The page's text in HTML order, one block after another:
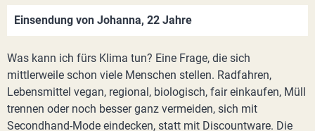
Einsendung von Johanna, 22 Jahre
Was kann ich fürs Klima tun? Eine Frage, die sich
mittlerweile schon viele Menschen stellen. Radfahren,
Lebensmittel vegan, regional, biologisch, fair einkaufen, Müll
trennen oder noch besser ganz vermeiden, sich mit
Secondhand-Mode eindecken, statt mit Discountware. Die